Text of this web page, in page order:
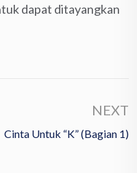
dapat ditayangkan
NEXT
Cinta Untuk “K” (Bagian 1)